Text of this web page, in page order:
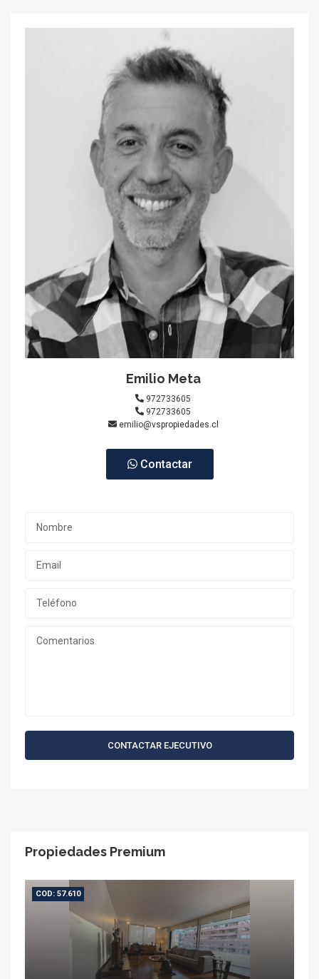
Emilio Meta
972733605
972733605
emilio@vspropiedades.cl
Contactar
CONTACTAR EJECUTIVO
Propiedades Premium
COD: 57.610